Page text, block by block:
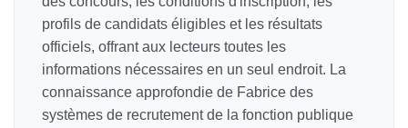
profils de candidats éligibles et les résultats
officiels, offrant aux lecteurs toutes les
informations nécessaires en un seul endroit. La
connaissance approfondie de Fabrice des
systèmes de recrutement de la fonction publique